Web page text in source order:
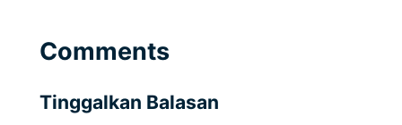
Comments
Tinggalkan Balasan